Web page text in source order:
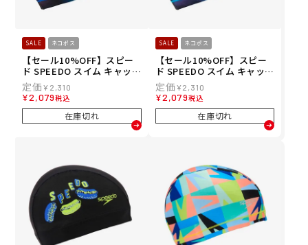
SALE ネコポス
【セール10%OFF】スピー
ド SPEEDO スイム キャップ
カラー オブ ウェーブス トリ
コット キャップ SE12612-B
L メンズ レディース ユニセ
¥ 2,310
¥2,079税込
在庫切れ
SALE ネコポス
【セール10%OFF】スピー
ド SPEEDO スイム キャップ
カラー オブ ウェーブス トリ
コット キャップ SE12612-A
Q メンズ レディース ユニセ
¥2,310
¥2,079税込
在庫切れ